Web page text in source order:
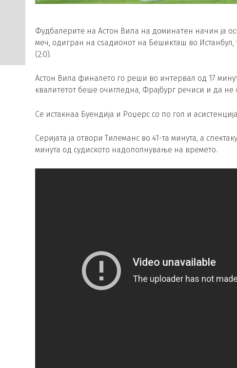
Фудбалерите на Астон Вила на доминатен начин ја
меч, одигран на сѕадионот на Бешикташ во
(2:0).
Астон Вила финалето го реши во интервал од 17
квалитетот беше очигледна, Фрајбург речиси и да не
Се истакнаа Буендија и Роџерс со по гол и
Серијата ја отвори Тилеманс во 41-та минута, а
минута од судиското надополнување на времето.